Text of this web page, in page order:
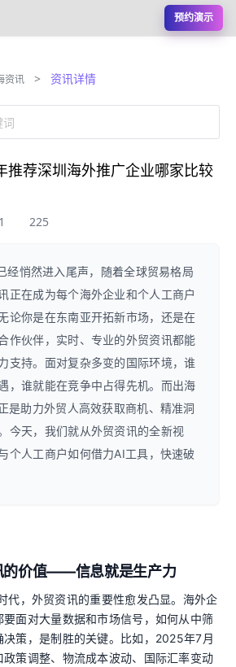
预约演示
资讯 > 资讯详情
词
推荐深圳海外推广企业哪家比较
225
经悄然进入尾声，随着全球贸易格局
正在成为每个海外企业和个人工商户
论你是在东南亚开拓新市场，还是在
作伙伴，实时、专业的外贸资讯都能
支持。面对复杂多变的国际环境，谁
，谁就能在竞争中占得先机。而出海
是助力外贸人高效获取商机、精准洞
今天，我们就从外贸资讯的全新视
个人工商户如何借力AI工具，快速破
的价值——信息就是生产力
代，外贸资讯的重要性愈发凸显。海外企
面对大量数据和市场信号，如何从中筛
策，是制胜的关键。比如，2025年7月
策调整、物流成本波动、国际汇率变动